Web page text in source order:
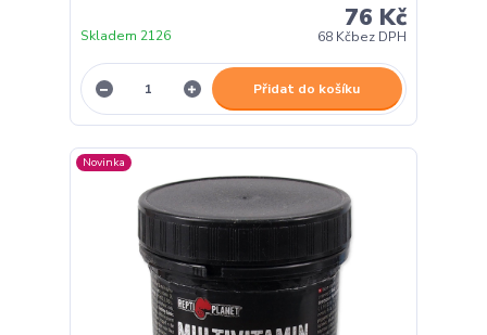
76 Kč
68 Kčbez DPH
Skladem 2126
Přidat do košíku
Novinka